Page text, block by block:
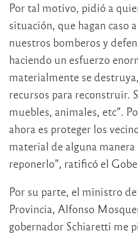
Por tal motivo, pidió a
situación, que hagan caso
nuestros bomberos y
haciendo un esfuerzo
materialmente se
recursos para reconstruir.
muebles, animales, etc”.
ahora es proteger los
material de alguna manera
reponerlo”, ratificó el
Por su parte, el ministro
Provincia, Alfonso
gobernador Schiaretti me